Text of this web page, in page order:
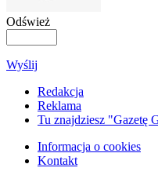
Odśwież
Wyślij
Redakcja
Reklama
Tu znajdziesz "Gazetę
Informacja o cookies
Kontakt